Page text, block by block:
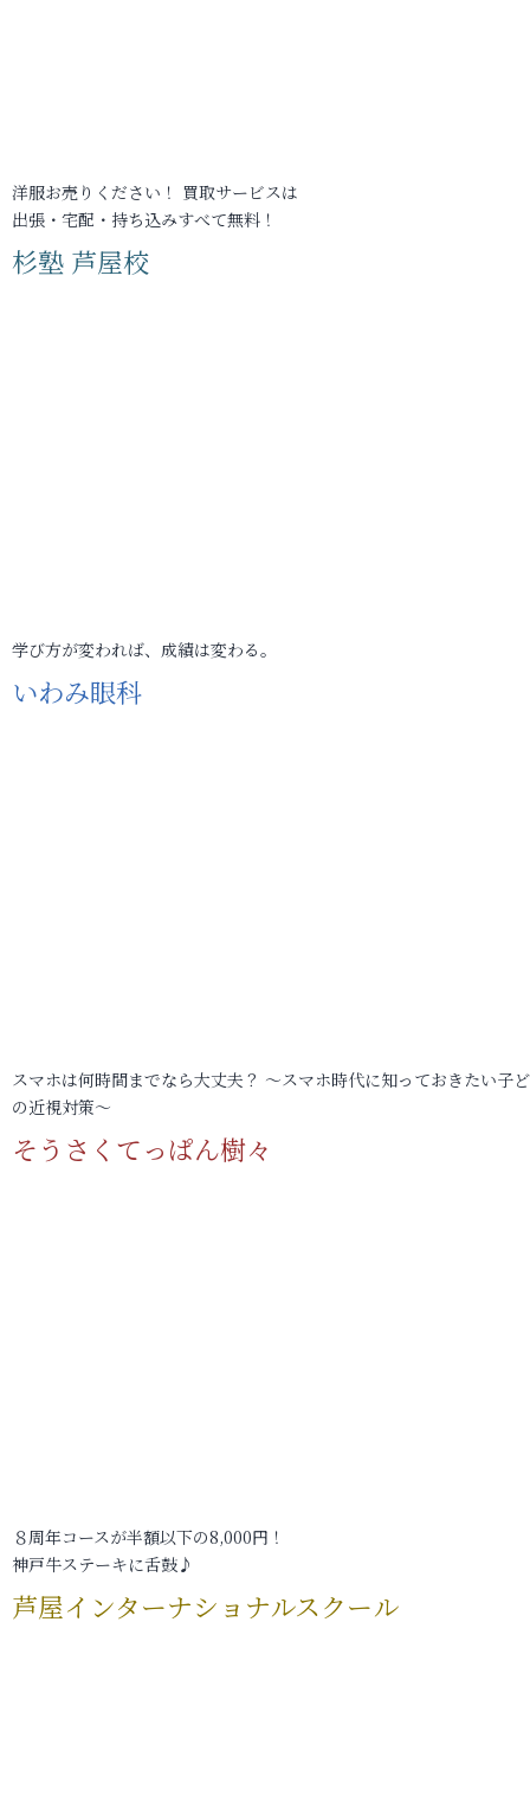
洋服お売りください！ 買取サービスは
出張・宅配・持ち込みすべて無料！
杉塾 芦屋校
学び方が変われば、成績は変わる。
いわみ眼科
スマホは何時間までなら大丈夫？ ～スマホ時代に知っておきたい子
の近視対策～
そうさくてっぱん樹々
８周年コースが半額以下の8,000円！
神戸牛ステーキに舌鼓♪
芦屋インターナショナルスクール